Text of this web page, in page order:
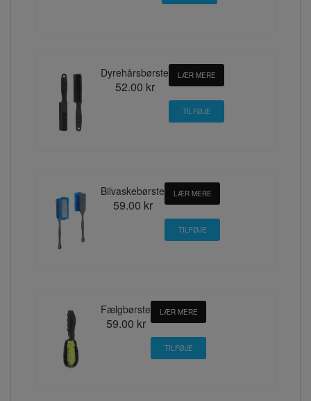
Dyrehårsbørste
52.00 kr
LÆR MERE
Bilvaskebørste
59.00 kr
LÆR MERE
Fælgbørste
59.00 kr
LÆR MERE